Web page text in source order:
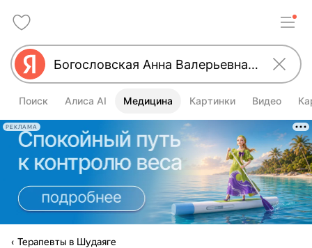
Поиск Алиса AI Медицина Картинки Видео
РЕКЛАМА
Терапевты в Шудаяге